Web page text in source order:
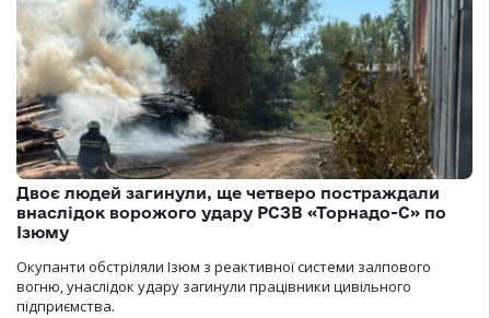
Двоє людей загинули, ще четверо постраждали
внаслідок ворожого удару РСЗВ «Торнадо-С» по
Ізюму
Окупанти обстріляли Ізюм з реактивної системи залпового
вогню, унаслідок удару загинули працівники цивільного
підприємства.